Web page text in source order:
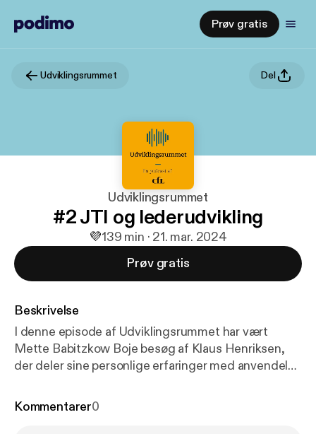
Prøv gratis
Udviklingsrummet Del
Udviklingsrummet
#2 JTI og lederudvikling
💜139 min · 21. mar. 2024
Prøv gratis
Beskrivelse
I denne episode af Udviklingsrummet har vært
Mette Babitzkow Boje besøg af Klaus Henriksen,
der deler sine personlige erfaringer med anvendelse
samtalen belyser Klaus Henriksen, hvordan
Kommentarer0